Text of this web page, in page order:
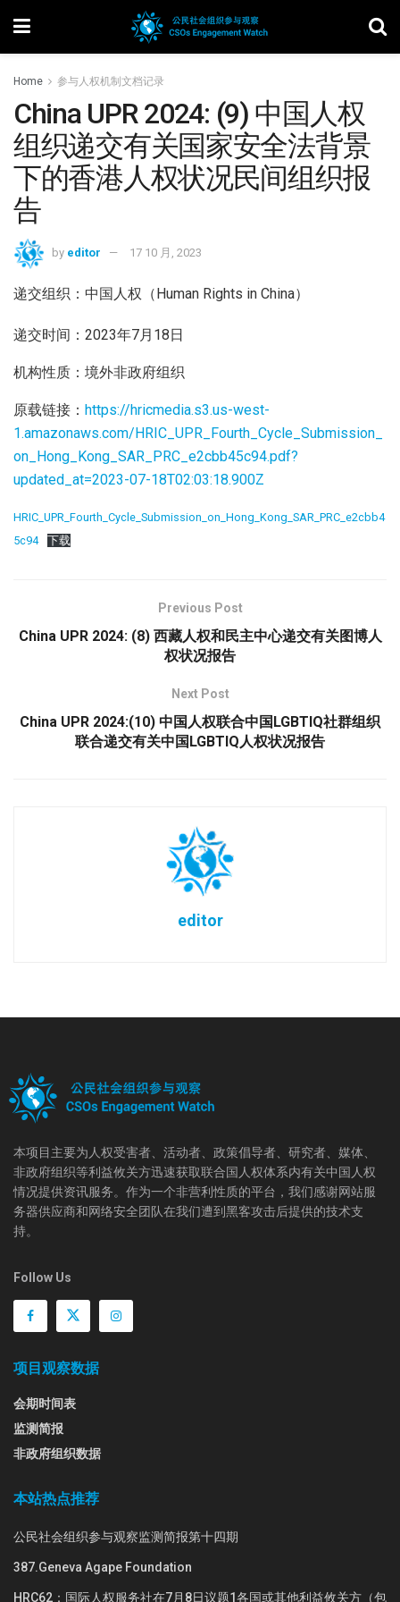
Home 参与人权机制文档记录
China UPR 2024: (9) 中国人权
组织递交有关国家安全法背景
下的香港人权状况民间组织报
告
by editor 17 10 月, 2023
递交组织：中国人权（Human Rights in China）
递交时间：2023年7月18日
机构性质：境外非政府组织
原载链接： https://hricmedia.s3.us-west-
1.amazonaws.com/HRIC_UPR_Fourth_Cycle_Submission_
on_Hong_Kong_SAR_PRC_e2cbb45c94.pdf?
updated_at=2023-07-18T02:03:18.900Z
HRIC_UPR_Fourth_Cycle_Submission_on_Hong_Kong_SAR_PRC_e2cbb4
5c94
下载
Previous Post
China UPR 2024: (8) 西藏人权和民主中心递交有关图博人
权状况报告
Next Post
China UPR 2024:(10) 中国人权联合中国LGBTIQ社群组织
联合递交有关中国LGBTIQ人权状况报告
editor
本项目主要为人权受害者、活动者、政策倡导者、研究者、媒体、
非政府组织等利益攸关方迅速获取联合国人权体系内有关中国人权
情况提供资讯服务。作为一个非营利性质的平台，我们感谢网站服
务器供应商和网络安全团队在我们遭到黑客攻击后提供的技术支
持。
Follow Us
项目观察数据
会期时间表
监测简报
非政府组织数据
本站热点推荐
公民社会组织参与观察监测简报第十四期
387.Geneva Agape Foundation
HRC62：国际人权服务社在7月8日议题1各国或其他利益攸关方（包